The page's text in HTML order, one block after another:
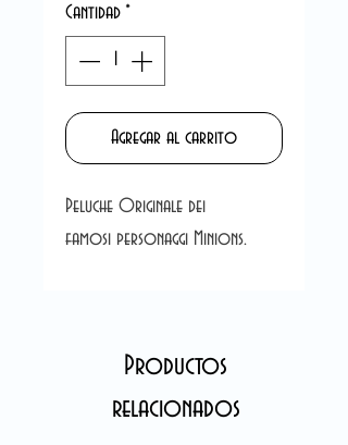
Cantidad *
Agregar al carrito
Peluche Originale dei
famosi personaggi Minions.
Productos
relacionados